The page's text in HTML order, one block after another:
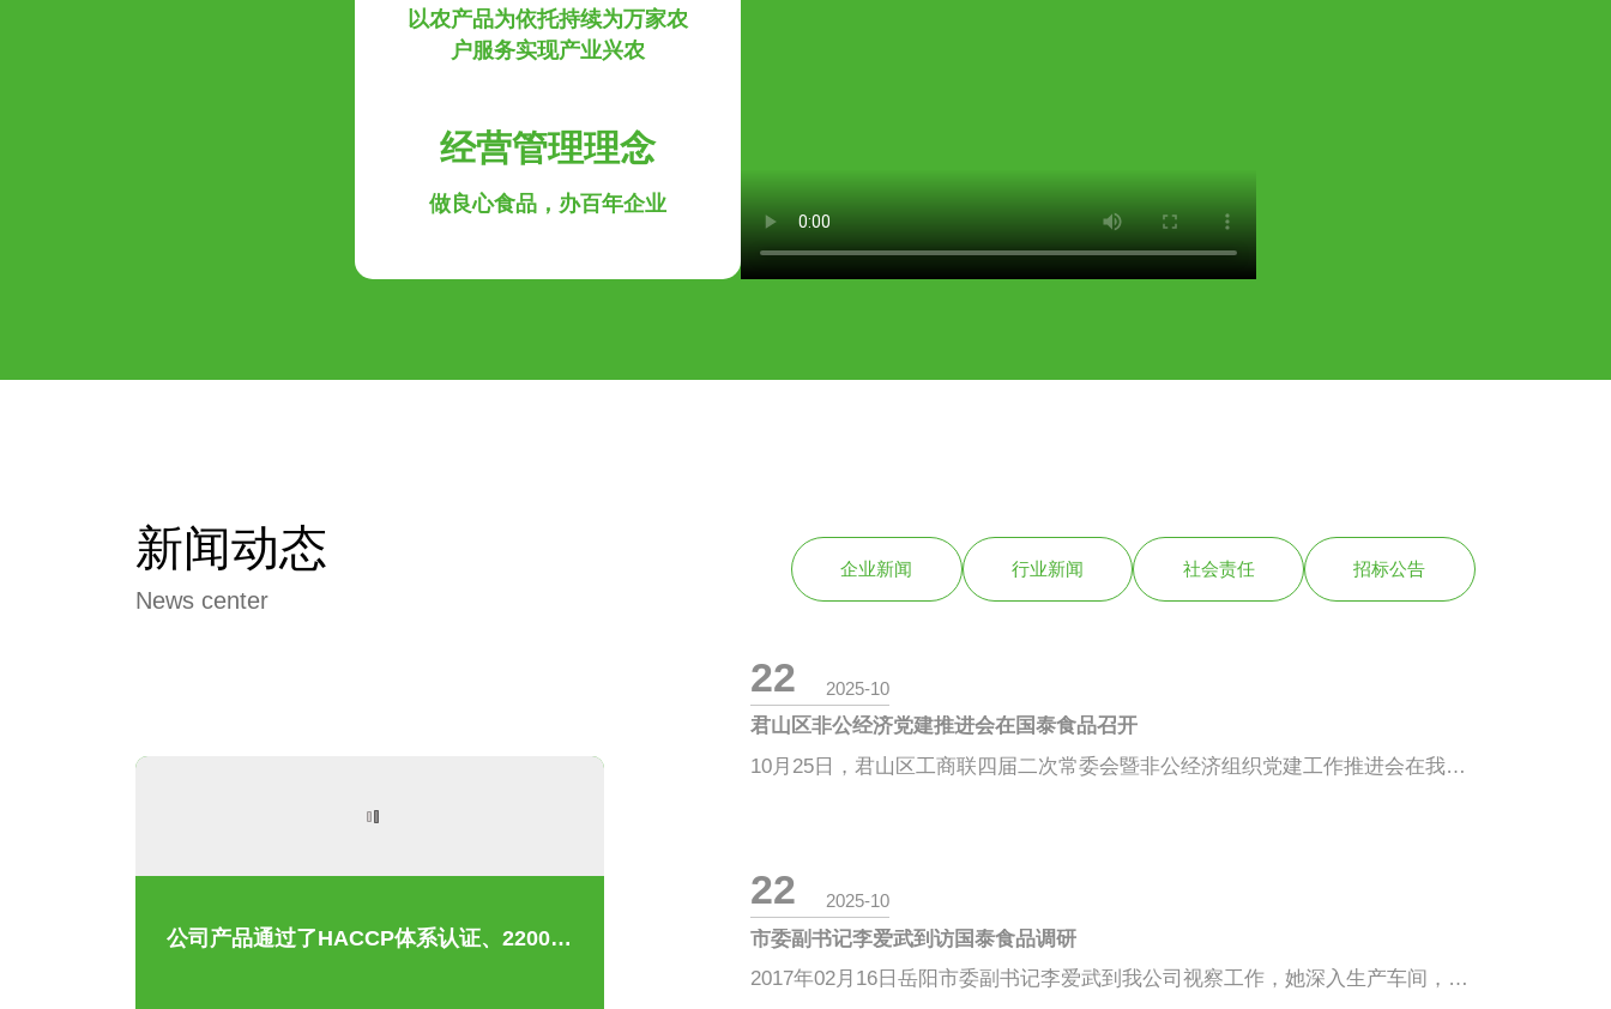
以农产品为依托持续为万家农
户服务实现产业兴农
经营管理理念
做良心食品，办百年企业
新闻动态
News center
企业新闻 行业新闻 社会责任 招标公告
公司产品通过了HACCP体系认证、22000食品安全管理体系认证。
22 2025-10
君山区非公经济党建推进会在国泰食品召开
10月25日，君山区工商联四届二次常委会暨非公经济组织党建工作推进会在我公司胜利召开。在组织学习了区五次党代会精神的专题辅导讲座后，区委常委、统战部长、区工业园第一书记周峰要求，非公经济党组织要强化政治引领为企业健康发展领航，强化基层基础为企业健康发展助跑，强化责任担当为企业健康发展给力;区委常委、组织部
22 2025-10
市委副书记李爱武到访国泰食品调研
2017年02月16日岳阳市委副书记李爱武到我公司视察工作，她深入生产车间，了解企业生产运营、产品研发、市场前景等情况。鼓励我公司充分发挥龙头企业引领作用，大力发展农业产业化经营，带动更多农户增收致富。并对公司的企业文化、党建、工会工作给予了充分肯定。